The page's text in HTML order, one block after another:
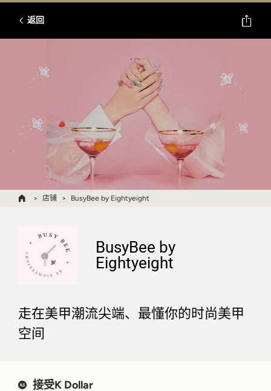
返回
店铺 BusyBee by Eightyeight
BusyBee by
Eightyeight
走在美甲潮流尖端、最懂你的时尚美甲
空间
接受K Dollar